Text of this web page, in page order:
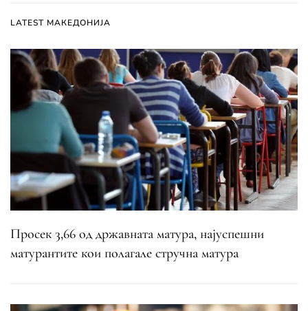
LATEST МАКЕДОНИЈА
Просек 3,66 од државната матура, најуспешни
матурантите кои полагале стручна матура